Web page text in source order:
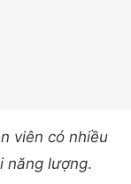
viên có nhiều
năng lượng.